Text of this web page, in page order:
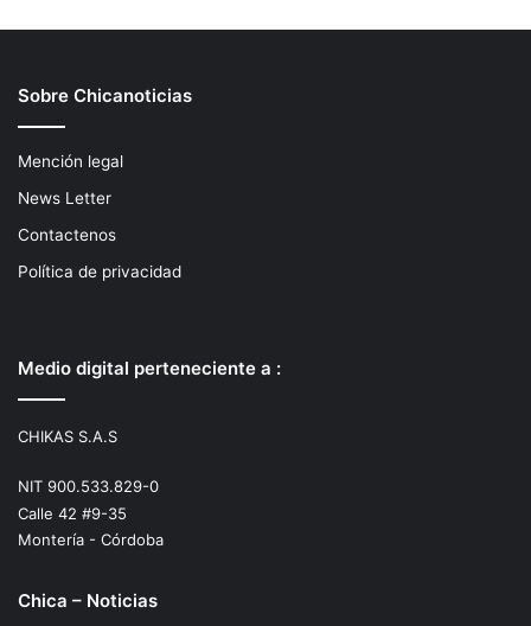
Sobre Chicanoticias
Mención legal
News Letter
Contactenos
Política de privacidad
Medio digital perteneciente a :
CHIKAS S.A.S
NIT 900.533.829-0
Calle 42 #9-35
Montería - Córdoba
Chica – Noticias